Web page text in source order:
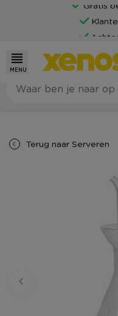
Gratis
MENU
Terug naar Serveren